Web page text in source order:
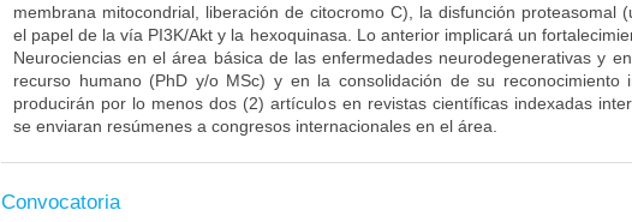
membrana mitocondrial, liberación de citocromo C), la disfunción proteasomal
el papel de la vía PI3K/Akt y la hexoquinasa. Lo anterior implicará un
Neurociencias en el área básica de las enfermedades neurodegenerativas y
recurso humano (PhD y/o MSc) y en la consolidación de su reconocimiento
producirán por lo menos dos (2) artículos en revistas científicas indexadas
se enviaran resúmenes a congresos internacionales en el área.
Convocatoria